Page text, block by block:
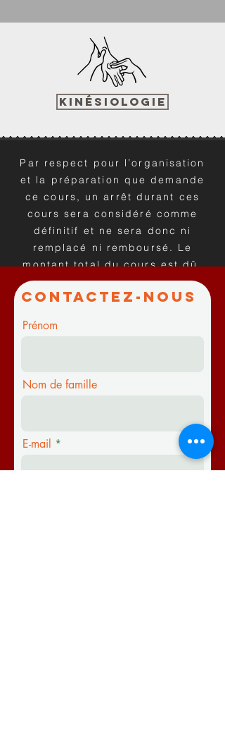
Kinésiologie
Par respect pour l’organisation
et la préparation que demande
ce cours, un arrêt durant ces
cours sera considéré comme
définitif et ne sera donc ni
remplacé ni remboursé. ​Le
montant total du cours est dû.
Merci de votre
Contactez-nous
Prénom
Nom de famille
E-mail